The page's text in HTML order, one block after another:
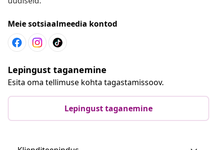
Meie sotsiaalmeedia kontod
Lepingust taganemine
Esita oma tellimuse kohta tagastamissoov.
Lepingust taganemine